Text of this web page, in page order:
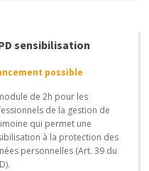
sensibilisation
possible
de 2h pour les
de la gestion de
qui permet une
à la protection des
personnelles (Art. 39 du